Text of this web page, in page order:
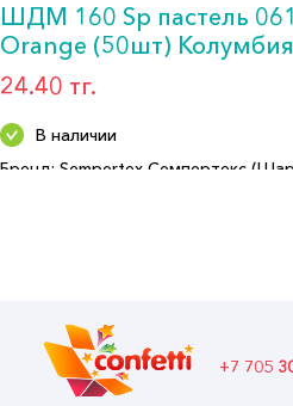
ШДМ 160 Sp пастель
Orange (50шт) Колумбия
24.40 тг.
В наличии
Бренд: Sempertex Семпертекс
Количество в упаковке: 50
Страна производитель: Колумбия
Бренд: Sempertex Семпертекс
+7 705